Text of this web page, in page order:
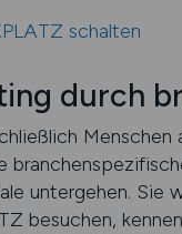
schalten
durch
untergehen.
besuchen,